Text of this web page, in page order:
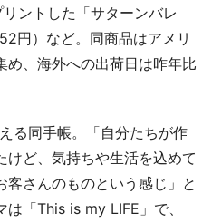
ントした「サターンバレ
円）など。同商品はアメリ
め、海外への出荷日は昨年比
る同手帳。「自分たちが作
けど、気持ちや生活を込めて
客さんのものという感じ」と
「This is my LIFE」で、